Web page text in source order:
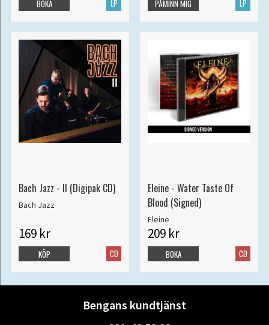
LP
BOKA LP
PÅMINN MIG
Bach Jazz - II (Digipak CD)
Bach Jazz
169 kr
CD
KÖP
Eleine - Water Taste Of
Blood (Signed)
Eleine
209 kr
CD
BOKA
Bengans kundtjänst